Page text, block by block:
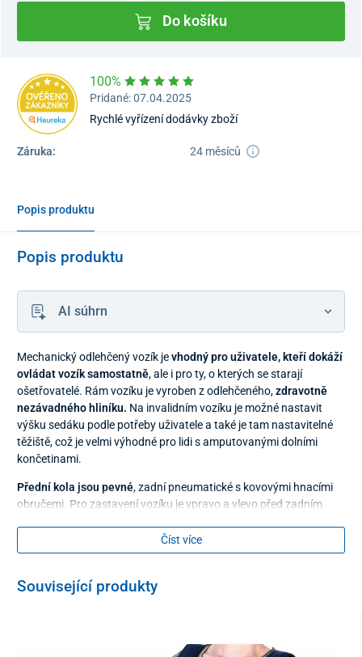
Do košíku
100%
Pridané: 07.04.2025
Rychlé vyřízení dodávky zboží
Záruka: 24 měsíců
Popis produktu
Popis produktu
AI súhrn
Mechanický odlehčený vozík jevhodný pro uživatele, kteří dokáží
ovládat vozík samostatně, ale i pro ty, o kterých se starají
ošetřovatelé. Rám vozíku je vyroben z odlehčeného, ​​zdravotně
nezávadného hliníku. Na invalidním vozíku je možné nastavit
výšku sedáku podle potřeby uživatele a také je tam nastavitelné
těžiště, což je velmi výhodné pro lidi s amputovanými dolními
končetinami.
Přední kola jsou pevné, zadní pneumatické s kovovými hnacími
obručemi. Pro zastavení vozíku je vpravo a vlevo před zadním
Číst více
Související produkty